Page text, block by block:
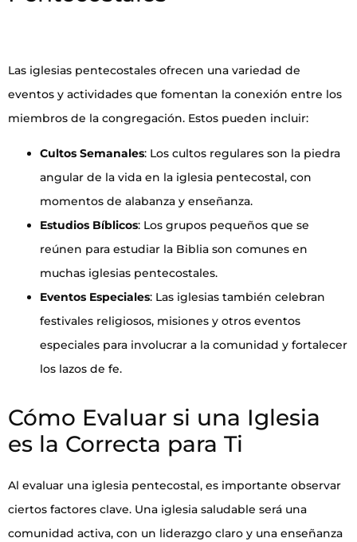
Las iglesias pentecostales ofrecen una variedad de
eventos y actividades que fomentan la conexión entre los
miembros de la congregación. Estos pueden incluir:
Cultos Semanales: Los cultos regulares son la piedra
angular de la vida en la iglesia pentecostal, con
momentos de alabanza y enseñanza.
Estudios Bíblicos: Los grupos pequeños que se
reúnen para estudiar la Biblia son comunes en
muchas iglesias pentecostales.
Eventos Especiales: Las iglesias también celebran
festivales religiosos, misiones y otros eventos
especiales para involucrar a la comunidad y fortalecer
los lazos de fe.
Cómo Evaluar si una Iglesia
es la Correcta para Ti
Al evaluar una iglesia pentecostal, es importante observar
ciertos factores clave. Una iglesia saludable será una
comunidad activa, con un liderazgo claro y una enseñanza